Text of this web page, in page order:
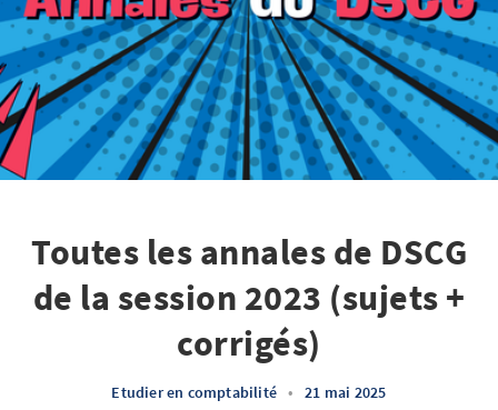
Toutes les annales de DSCG
de la session 2023 (sujets +
corrigés)
Etudier en comptabilité • 21 mai 2025